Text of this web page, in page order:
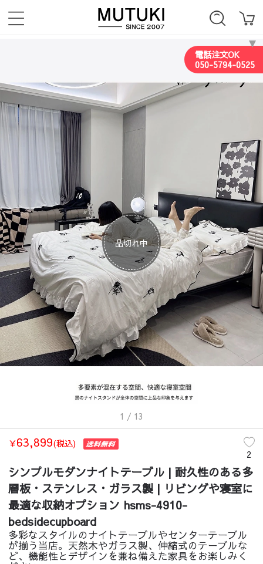
電話注文OK
050-5794-0525
品切れ中
1 / 13
￥63,899(税込)
2
シンプルモダンナイトテーブル | 耐久性のある多
層板・ステンレス・ガラス製 | リビングや寝室に
最適な収納オプション hsms-4910-
bedsidecupboard
多彩なスタイルのナイトテーブルやセンターテーブル
が揃う当店。天然木やガラス製、伸縮式のテーブルな
ど、機能性とデザインを兼ね備えた家具をお楽しみく